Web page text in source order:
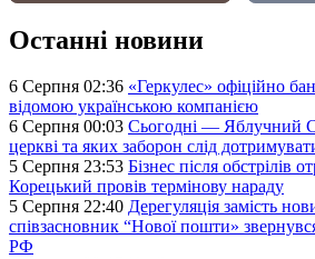
Останні новини
6 Серпня 02:36 «Геркулес» офіційно
відомою українською компанією
6 Серпня 00:03 Сьогодні — Яблучний
церкві та яких заборон слід
5 Серпня 23:53 Бізнес після обстрілів
Корецький провів термінову нараду
5 Серпня 22:40 Дерегуляція замість
співзасновник “Нової пошти»
РФ